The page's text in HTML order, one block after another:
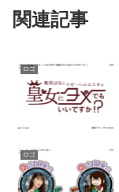
関連記事
ロゴ
ロゴ